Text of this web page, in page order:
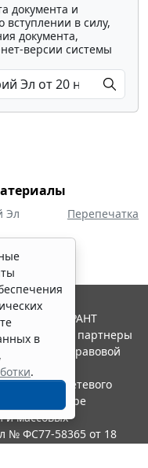
документа и
в силу,
документа,
версии системы
Эл Перепечатка
в
.
Система ГАРАНТ
"Гарант" и ее партнеры
правовой
качестве сетевого
в сфере
и массовых
№ ФС77-58365 от 18